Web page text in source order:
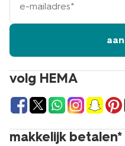
volg HEMA
makkelijk betalen*
mailadres